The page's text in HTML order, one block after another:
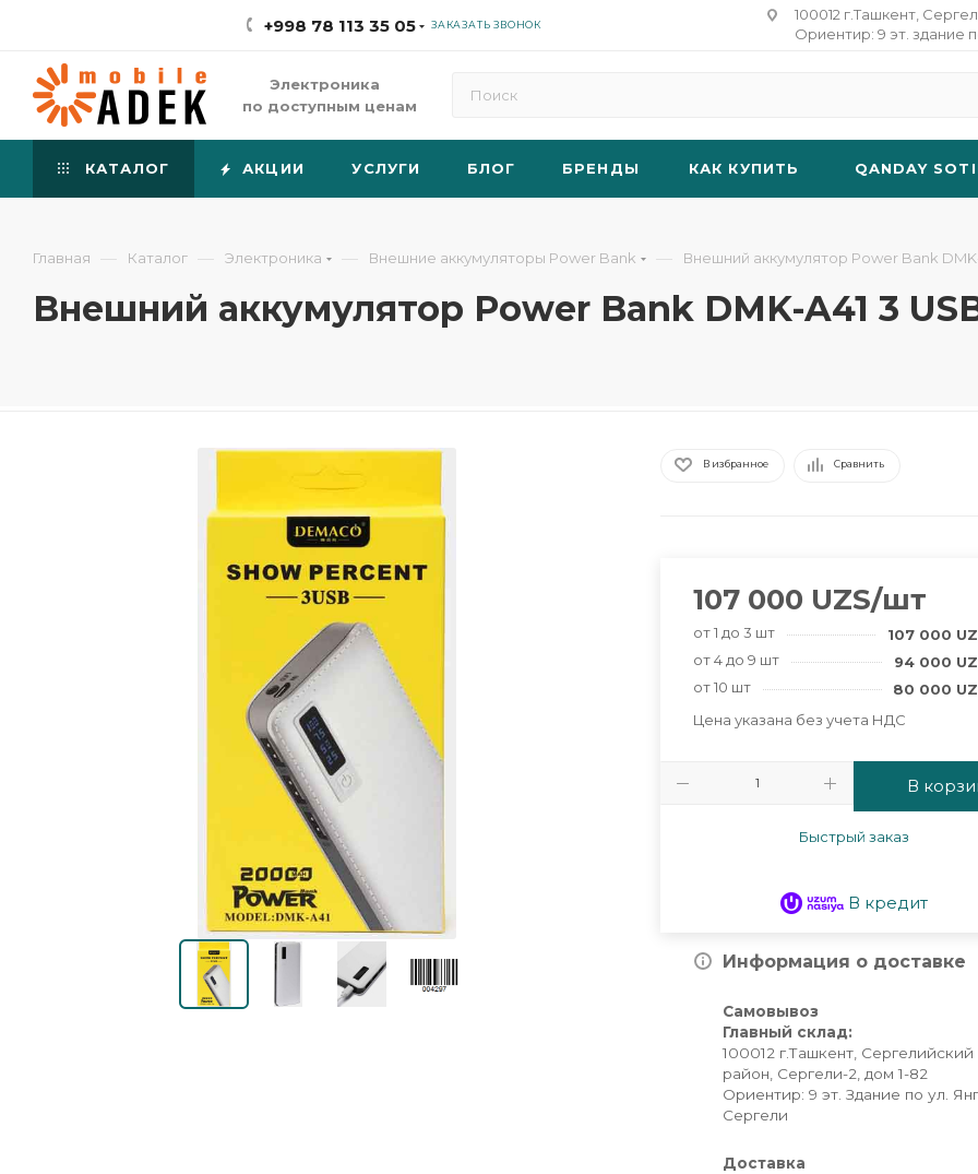
+998 78 113 35 05 ЗАКАЗАТЬ ЗВОНОК
100012 г.Ташкент,
Ориентир: 9 эт. здание
Электроника
по доступным ценам
КАТАЛОГ АКЦИИ УСЛУГИ БЛОГ БРЕНДЫ КАК КУПИТЬ QANDAY
Главная — Каталог — Электроника — Внешние аккумуляторы Power Bank — Внешний аккумулятор Power Bank
Внешний аккумулятор Power Bank DMK-A41 3
В избранное Сравнить
107 000 UZS/шт
от 1 до 3 шт 107 000
от 4 до 9 шт
94 000
от 10 шт
80 000
Цена указана без учета НДС
В
Быстрый заказ
В кредит
Информация о доставке
Самовывоз
Главный склад:
100012 г.Ташкент, Сергелийский
район, Сергели-2, дом 1-82
Ориентир: 9 эт. Здание по ул.
Сергели
Доставка